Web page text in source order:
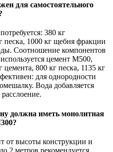
для самостоятельного
380 кг
песка, 1000 кг щебня фракции
Соотношение компонентов
цемент М500,
800 кг песка, 1135 кг
для однородности
Вода добавляется
должна иметь монолитная
от высоты конструкции и
2 метров рекомендуется